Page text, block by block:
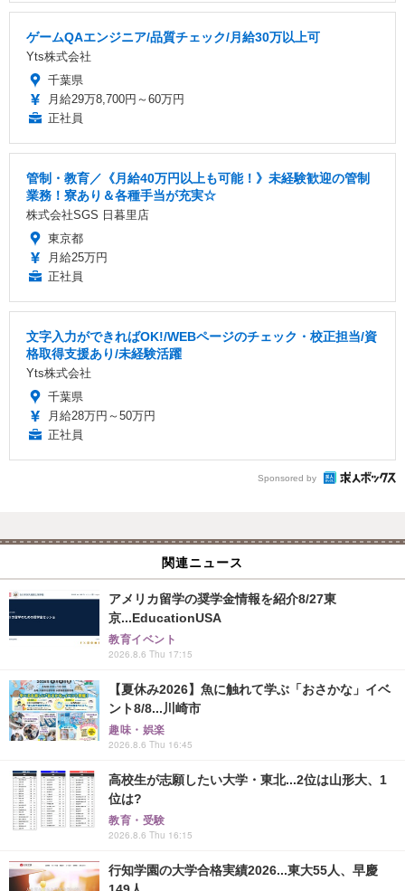
ゲームQAエンジニア/品質チェック/月給30万以上可
Yts株式会社
千葉県
月給29万8,700円～60万円
正社員
管制・教育／《月給40万円以上も可能！》未経験歓迎の管制
業務！寮あり＆各種手当が充実☆
株式会社SGS 日暮里店
東京都
月給25万円
正社員
文字入力ができればOK!/WEBページのチェック・校正担当/資
格取得支援あり/未経験活躍
Yts株式会社
千葉県
月給28万円～50万円
正社員
Sponsored by
関連ニュース
アメリカ留学の奨学金情報を紹介8/27東
京...EducationUSA
教育イベント
2026.8.6 Thu 17:15
【夏休み2026】魚に触れて学ぶ「おさかな」イベ
ント8/8...川崎市
趣味・娯楽
2026.8.6 Thu 16:45
高校生が志願したい大学・東北...2位は山形大、1
位は?
教育・受験
2026.8.6 Thu 16:15
行知学園の大学合格実績2026...東大55人、早慶